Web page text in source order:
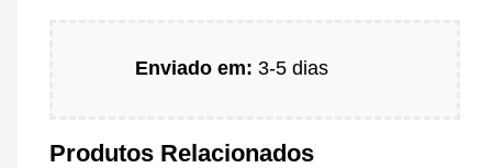
Enviado em: 3-5 dias
Produtos Relacionados